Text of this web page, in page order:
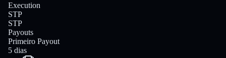
Execution
STP
STP
Payouts
Primeiro Payout
5 dias